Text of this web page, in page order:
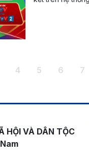
Trang
4 Trang
5 Trang
6 7
HỘI VÀ DÂN TỘC